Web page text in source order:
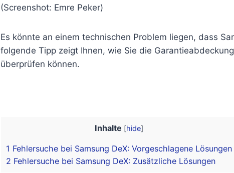
(Screenshot: Emre Peker)
Es könnte an einem technischen Problem liegen, dass
folgende Tipp zeigt Ihnen, wie Sie die
überprüfen können.
Inhalte [hide]
1 Fehlersuche bei Samsung DeX: Vorgeschlagene Lösungen
2 Fehlersuche bei Samsung DeX: Zusätzliche Lösungen